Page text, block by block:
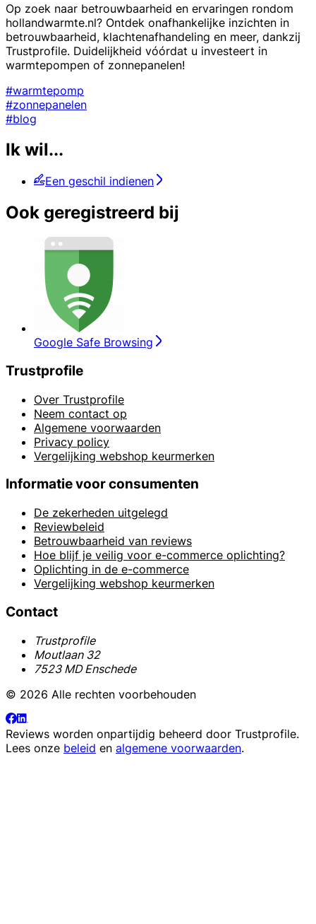
Op zoek naar betrouwbaarheid en ervaringen rondom
hollandwarmte.nl? Ontdek onafhankelijke inzichten in
betrouwbaarheid, klachtenafhandeling en meer, dankzij
Trustprofile. Duidelijkheid vóórdat u investeert in
warmtepompen of zonnepanelen!
#warmtepomp
#zonnepanelen
#blog
Ik wil...
Een geschil indienen
Ook geregistreerd bij
Google Safe Browsing
Trustprofile
Over Trustprofile
Neem contact op
Algemene voorwaarden
Privacy policy
Vergelijking webshop keurmerken
Informatie voor consumenten
De zekerheden uitgelegd
Reviewbeleid
Betrouwbaarheid van reviews
Hoe blijf je veilig voor e-commerce oplichting?
Oplichting in de e-commerce
Vergelijking webshop keurmerken
Contact
Trustprofile
Moutlaan 32
7523 MD Enschede
© 2026 Alle rechten voorbehouden
Reviews worden onpartijdig beheerd door Trustprofile.
Lees onze beleid en algemene voorwaarden.